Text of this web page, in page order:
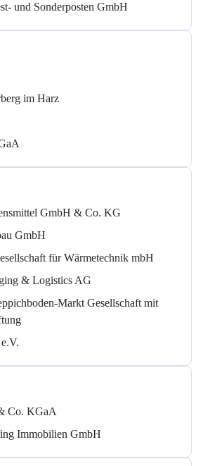
und Sonderposten GmbH
im Harz
GmbH & Co. KG
GmbH
für Wärmetechnik mbH
& Logistics AG
Markt Gesellschaft mit
Co. KGaA
Immobilien GmbH